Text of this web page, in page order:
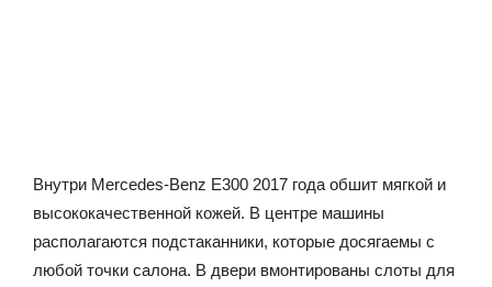
Внутри Mercedes-Benz Е300 2017 года обшит мягкой и
высококачественной кожей. В центре машины
располагаются подстаканники, которые досягаемы с
любой точки салона. В двери вмонтированы слоты для